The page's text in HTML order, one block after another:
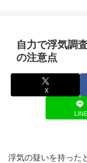
自力で浮気調
の注意点
X
浮気の疑いを持った